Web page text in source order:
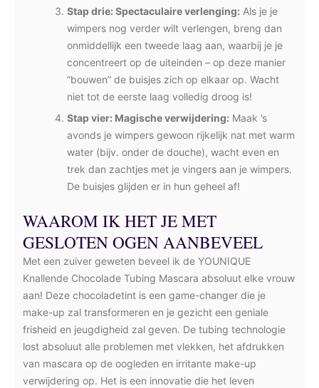
Stap drie: Spectaculaire verlenging: Als je je
wimpers nog verder wilt verlengen, breng dan
onmiddellijk een tweede laag aan, waarbij je je
concentreert op de uiteinden – op deze manier
“bouwen” de buisjes zich op elkaar op. Wacht
niet tot de eerste laag volledig droog is!
Stap vier: Magische verwijdering: Maak ’s
avonds je wimpers gewoon rijkelijk nat met warm
water (bijv. onder de douche), wacht even en
trek dan zachtjes met je vingers aan je wimpers.
De buisjes glijden er in hun geheel af!
WAAROM IK HET JE MET
GESLOTEN OGEN AANBEVEEL
Met een zuiver geweten beveel ik de YOUNIQUE
Knallende Chocolade Tubing Mascara absoluut elke vrouw
aan! Deze chocoladetint is een game-changer die je
make-up zal transformeren en je gezicht een geniale
frisheid en jeugdigheid zal geven. De tubing technologie
lost absoluut alle problemen met vlekken, het afdrukken
van mascara op de oogleden en irritante make-up
verwijdering op. Het is een innovatie die het leven